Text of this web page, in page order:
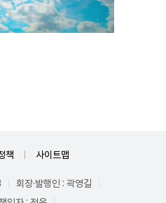
책 사이트맵
회장·발행인 : 곽영길